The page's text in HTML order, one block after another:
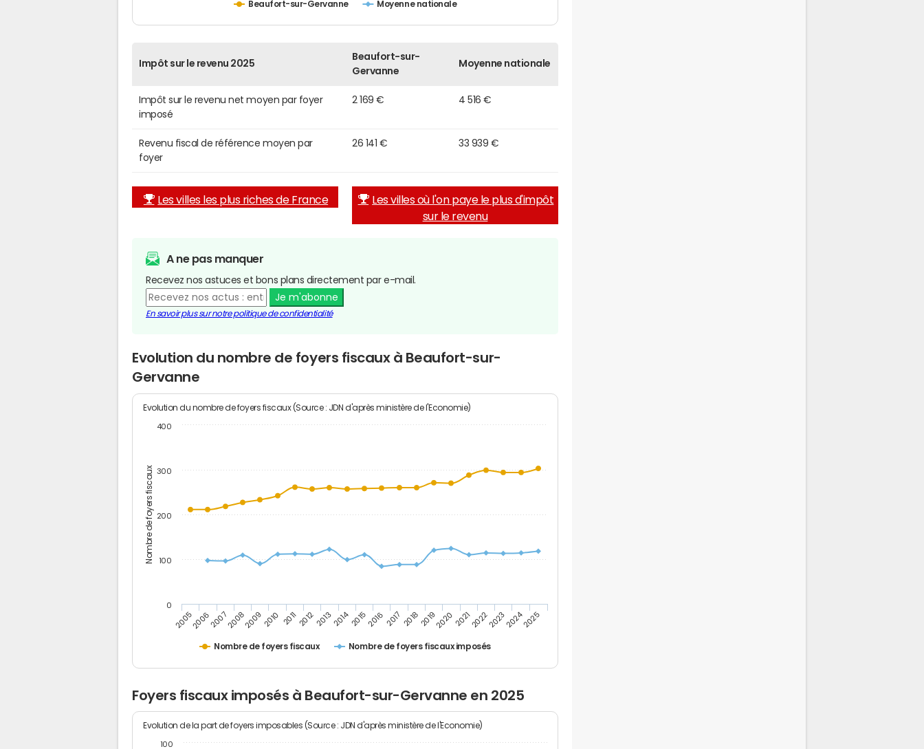
Beaufort-sur-Gervanne Moyenne nationale
Impôt sur le revenu 2025
Beaufort-sur-
Gervanne
Moyenne nationale
Impôt sur le revenu net moyen par foyer
imposé
2 169 € 4 516 €
Revenu fiscal de référence moyen par
foyer
26 141 € 33 939 €
Les villes les plus riches de France
Les villes où l'on paye le plus d'impôt
sur le revenu
A ne pas manquer
Recevez nos astuces et bons plans directement par e-mail.
Je m'abonne
En savoir plus sur notre politique de confidentialité
Evolution du nombre de foyers fiscaux à Beaufort-sur-
Gervanne
Nombre de foyers fiscaux
Evolution du nombre de foyers fiscaux (Source : JDN d'après ministère de l'Economie)
Nombre de foyers fiscaux Nombre de foyers fiscaux imposés
200520062007200820092010 201120122013201420152016 2017 20182019202020212022202320242025
0
100
200
300
400
Foyers fiscaux imposés à Beaufort-sur-Gervanne en 2025
Evolution de la part de foyers imposables (Source : JDN d'après ministère de l'Economie)
100